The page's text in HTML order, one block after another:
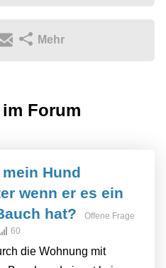
Mehr
Forum
Hund
wenn er es ein
hat?
Offene Frage
60
die Wohnung mit